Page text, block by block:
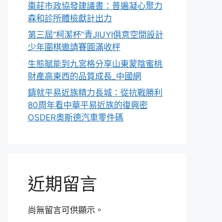
棗莊市政協發建議書：普遍凝心聚力
森和診所體檢獻計出力
第三屆“柯潔杯”青JIUYI俱意空間設計
少年圍棋邀請賽圓滿收枰
生態賦能到九宮格分享山東蒙陰蜜桃
財產高東西的品質成長_中國網
鑄就平易近族精力長城：從抗戰勝利
80周年看中華平易近族的復興密
OSDER奧斯德汽車零件碼
近期留言
尚無留言可供顯示。